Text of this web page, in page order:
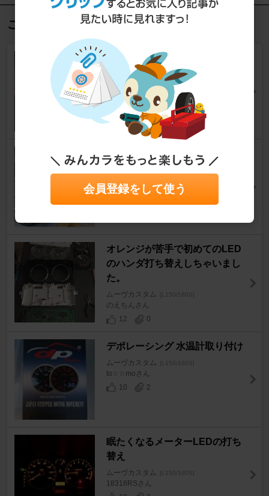
この記事を見た人におすすめ
まずはＬＥＤ打ち替え
ムーヴカスタム [L150/160S]
SEPAPA88さん
16
2
追加メーター取付 油温計 油圧
計 水温計 ～その１～
ムーヴカスタム [L150/160S]
tatsu-lineさん
オレンジが苦手で初めてのLED
のハンダ打ち替えしちゃいまし
た。
ムーヴカスタム [L150/160S]
のえちんさん
12
0
デポレーシング 水温計取り付け
ムーヴカスタム [L150/160S]
to☆☆moさん
10
2
眠たくなるメーターLEDの打ち
替え
ムーヴカスタム [L150/160S]
18318RSさん
会員登録をして使う